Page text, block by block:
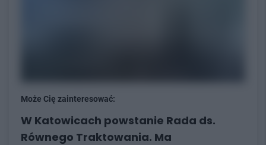
Może Cię zainteresować:
W Katowicach powstanie Rada ds.
Równego Traktowania. Ma